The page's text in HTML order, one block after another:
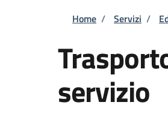
Briciole
Home / Servizi /
servizio